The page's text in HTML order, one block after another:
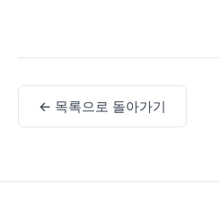
← 목록으로 돌아가기